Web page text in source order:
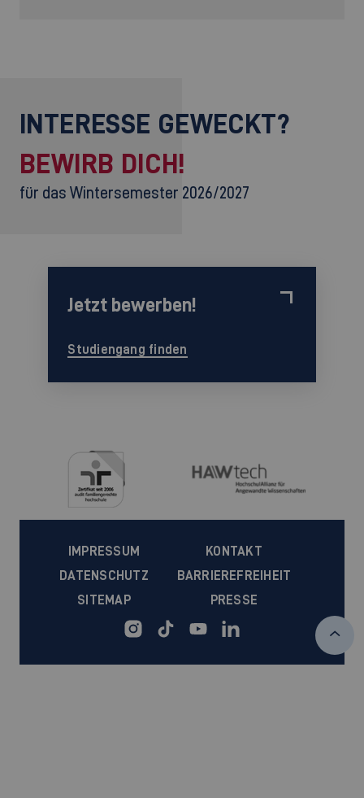
INTERESSE GEWECKT?
BEWIRB DICH!
für das Wintersemester 2026/2027
Jetzt bewerben!
Studiengang finden
IMPRESSUM
KONTAKT
DATENSCHUTZ
BARRIEREFREIHEIT
SITEMAP
PRESSE